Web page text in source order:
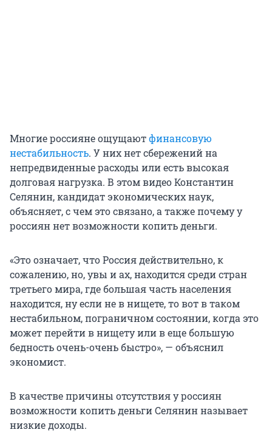
Многие россияне ощущаютфинансовую
нестабильность. У них нет сбережений на
непредвиденные расходы или есть высокая
долговая нагрузка. В этом видео Константин
Селянин, кандидат экономических наук,
объясняет, с чем это связано, а также почему у
россиян нет возможности копить деньги.
«Это означает, что Россия действительно, к
сожалению, но, увы и ах, находится среди стран
третьего мира, где большая часть населения
находится, ну если не в нищете, то вот в таком
нестабильном, пограничном состоянии, когда это
может перейти в нищету или в еще большую
бедность очень-очень быстро», — объяснил
экономист.
В качестве причины отсутствия у россиян
возможности копить деньги Селянин называет
низкие доходы.